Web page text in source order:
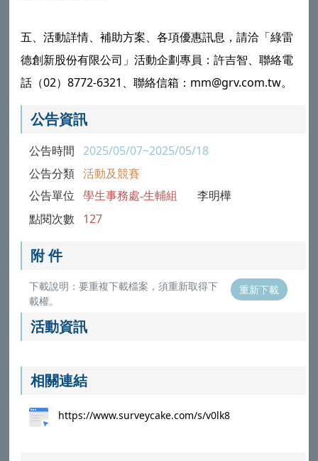
五、活動詳情、補助方案、各項優惠訊息，請洽「綠雷
德創新股份有限公司」活動企劃專員：許吉智、聯絡電
話（02）8772-6321、聯絡信箱：mm@grv.com.tw。
公告資訊
公告時間 2025/05/07~2025/05/18
公告分類 活動及競賽
公告單位 學生事務處-生輔組 李明樺
點閱次數 127
附 件
下載說明：要重複下載檔案，須重新取得下
載權。
重新下載
活動資訊
相關連結
https://www.surveycake.com/s/v0lk8